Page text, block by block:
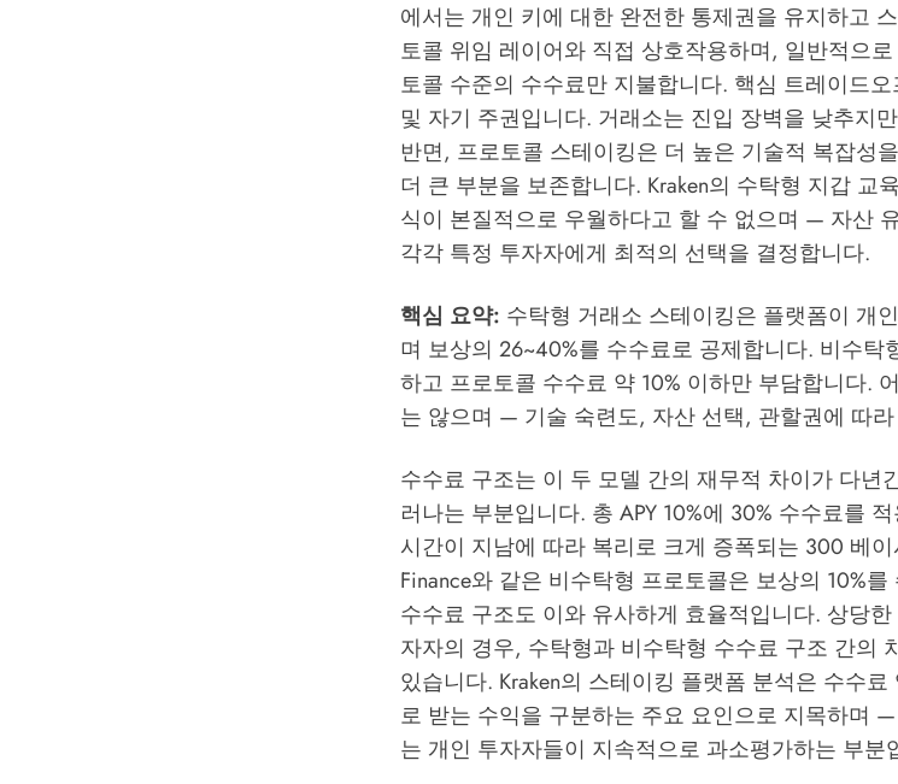
에서는 개인 키에 대한 완전한 통제권을 유지하고
토콜 위임 레이어와 직접 상호작용하며, 일반적으
토콜 수준의 수수료만 지불합니다. 핵심 트레이드
및 자기 주권입니다. 거래소는 진입 장벽을 낮추지
반면, 프로토콜 스테이킹은 더 높은 기술적 복잡성
더 큰 부분을 보존합니다. Kraken의 수탁형 지갑 교
식이 본질적으로 우월하다고 할 수 없으며 — 자산
각각 특정 투자자에게 최적의 선택을 결정합니다.
핵심 요약: 수탁형 거래소 스테이킹은 플랫폼이 개
며 보상의 26~40%를 수수료로 공제합니다. 비수
하고 프로토콜 수수료 약 10% 이하만 부담합니다.
는 않으며 — 기술 숙련도, 자산 선택, 관할권에 따
수수료 구조는 이 두 모델 간의 재무적 차이가 다년
러나는 부분입니다. 총 APY 10%에 30% 수수료를
시간이 지남에 따라 복리로 크게 증폭되는 300 베
Finance와 같은 비수탁형 프로토콜은 보상의 10%
수수료 구조도 이와 유사하게 효율적입니다. 상당
자자의 경우, 수탁형과 비수탁형 수수료 구조 간의
있습니다. Kraken의 스테이킹 플랫폼 분석은 수수료
로 받는 수익을 구분하는 주요 요인으로 지목하며
는 개인 투자자들이 지속적으로 과소평가하는 부분